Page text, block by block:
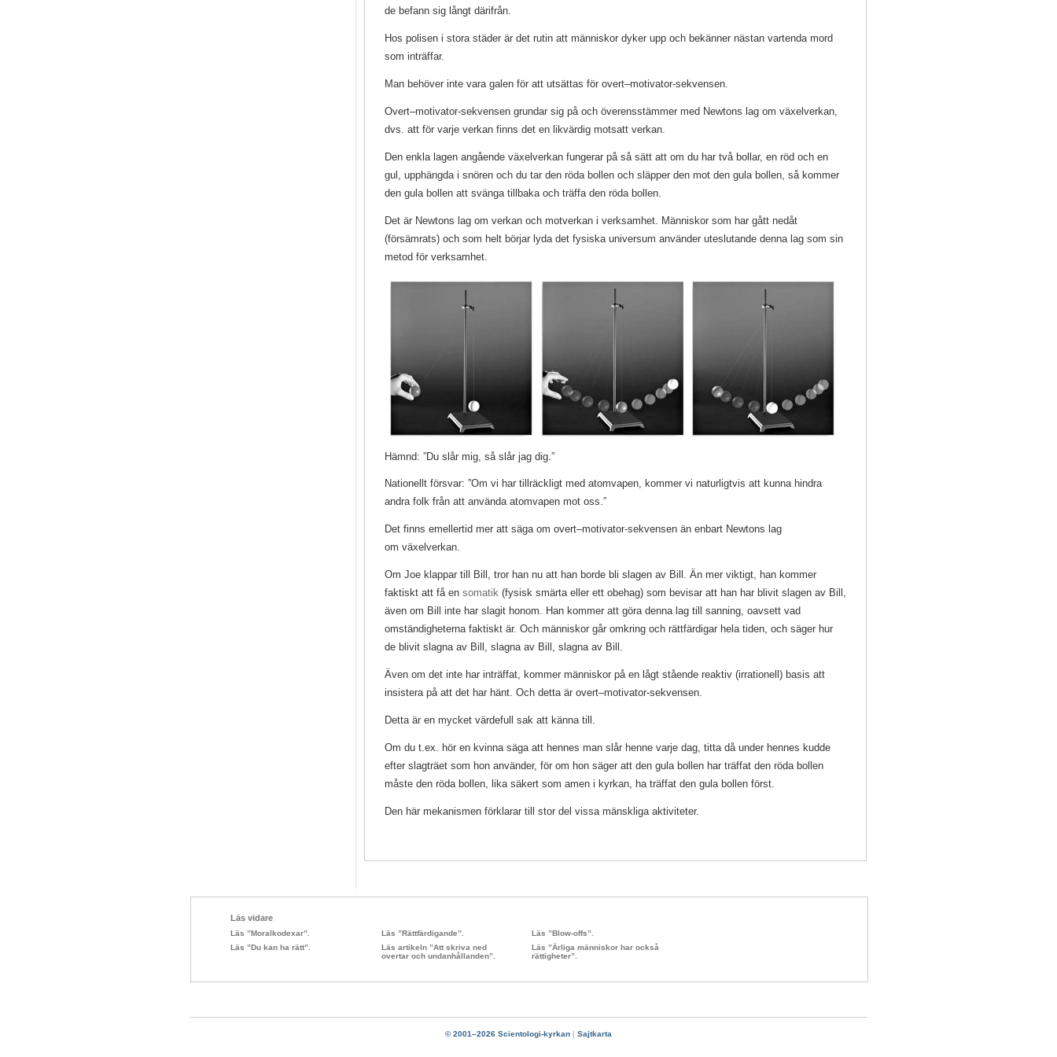
de befann sig långt därifrån.
Hos polisen i stora städer är det rutin att människor dyker upp och bekänner nästan vartenda mord
som inträffar.
Man behöver inte vara galen för att utsättas för overt–motivator-sekvensen.
Overt–motivator-sekvensen grundar sig på och överensstämmer med Newtons lag om växelverkan,
dvs. att för varje verkan finns det en likvärdig motsatt verkan.
Den enkla lagen angående växelverkan fungerar på så sätt att om du har två bollar, en röd och en
gul, upphängda i snören och du tar den röda bollen och släpper den mot den gula bollen, så kommer
den gula bollen att svänga tillbaka och träffa den röda bollen.
Det är Newtons lag om verkan och motverkan i verksamhet. Människor som har gått nedåt
(försämrats) och som helt börjar lyda det fysiska universum använder uteslutande denna lag som sin
metod för verksamhet.
Hämnd: ”Du slår mig, så slår jag dig.”
Nationellt försvar: ”Om vi har tillräckligt med atomvapen, kommer vi naturligtvis att kunna hindra
andra folk från att använda atomvapen mot oss.”
Det finns emellertid mer att säga om overt–motivator-sekvensen än enbart Newtons lag
om växelverkan.
Om Joe klappar till Bill, tror han nu att han borde bli slagen av Bill. Än mer viktigt, han kommer
faktiskt att få en somatik (fysisk smärta eller ett obehag) som bevisar att han har blivit slagen av Bill,
även om Bill inte har slagit honom. Han kommer att göra denna lag till sanning, oavsett vad
omständigheterna faktiskt är. Och människor går omkring och rättfärdigar hela tiden, och säger hur
de blivit slagna av Bill, slagna av Bill, slagna av Bill.
Även om det inte har inträffat, kommer människor på en lågt stående reaktiv (irrationell) basis att
insistera på att det har hänt. Och detta är overt–motivator-sekvensen.
Detta är en mycket värdefull sak att känna till.
Om du t.ex. hör en kvinna säga att hennes man slår henne varje dag, titta då under hennes kudde
efter slagträet som hon använder, för om hon säger att den gula bollen har träffat den röda bollen
måste den röda bollen, lika säkert som amen i kyrkan, ha träffat den gula bollen först.
Den här mekanismen förklarar till stor del vissa mänskliga aktiviteter.
Läs vidare
Läs ”Moralkodexar”.
Läs ”Du kan ha rätt”.
Läs ”Rättfärdigande”.
Läs artikeln ”Att skriva ned
overtar och undanhållanden”.
Läs ”Blow-offs”.
Läs ”Ärliga människor har också
rättigheter”.
© 2001–2026 Scientologi-kyrkan | Sajtkarta